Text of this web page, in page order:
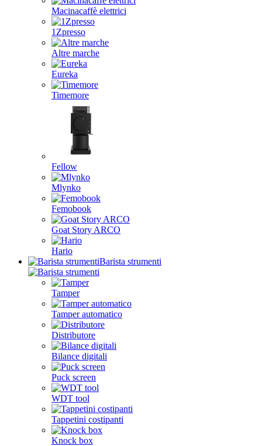
Macinacaffè elettrici
1Zpresso
Altre marche
Eureka
Timemore
Fellow
Mlynko
Femobook
Goat Story ARCO
Hario
Barista strumenti
Tamper
Tamper automatico
Distributore
Bilance digitali
Puck screen
WDT tool
Tappetini costipanti
Knock box